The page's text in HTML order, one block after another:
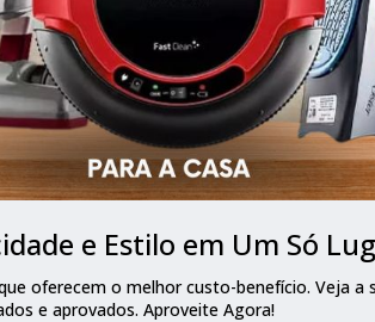
e Estilo em Um Só
oferecem o melhor custo-benefício. Veja a
e aprovados. Aproveite Agora!